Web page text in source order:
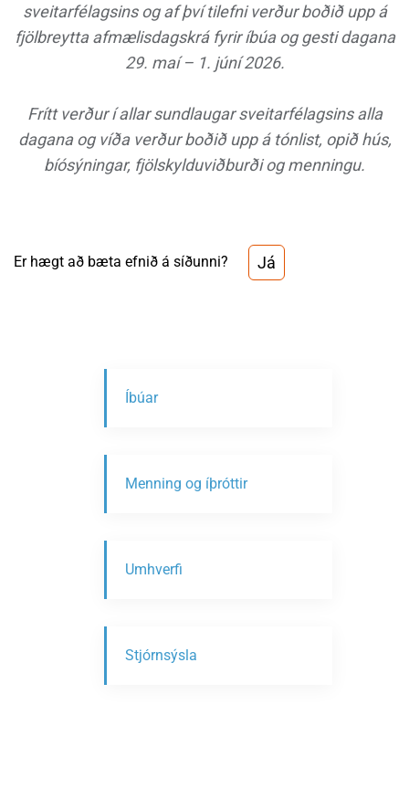
sveitarfélagsins og af því tilefni verður boðið upp á
fjölbreytta afmælisdagskrá fyrir íbúa og gesti dagana
29. maí – 1. júní 2026.
Frítt verður í allar sundlaugar sveitarfélagsins alla
dagana og víða verður boðið upp á tónlist, opið hús,
bíósýningar, fjölskylduviðburði og menningu.
Er hægt að bæta efnið á síðunni? Já
Íbúar
Menning og íþróttir
Umhverfi
Stjórnsýsla